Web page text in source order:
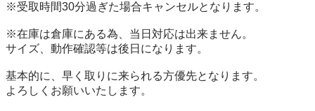
※受取時間30分過ぎた場合キャンセルとなります。
※在庫は倉庫にある為、当日対応は出来ません。
サイズ、動作確認等は後日になります。
基本的に、早く取りに来られる方優先となります。
よろしくお願いいたします。